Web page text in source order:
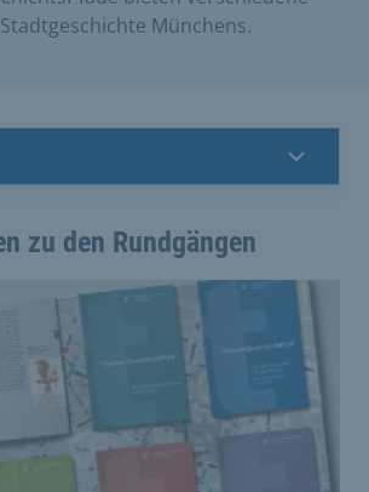
Münchens.
zu den Rundgängen